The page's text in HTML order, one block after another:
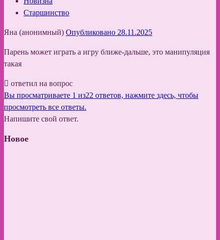
Старшинство
Яна (анонимный) Опубликовано 28.11.2025
Парень может играть а игру ближе-дальше, это манипуляция
такая
ответил на вопрос
Вы просматриваете 1 из22 ответов, нажмите здесь, чтобы
просмотреть все ответы.
Напишите свой ответ.
Новое